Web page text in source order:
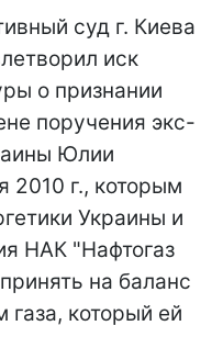
суд г. Киева
иск
о признании
поручения экс-
Юлии
2010 г., которым
Украины и
НАК "Нафтогаз
на баланс
газа, который ей